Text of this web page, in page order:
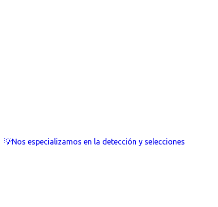
💡Nos especializamos en la detección y selecciones